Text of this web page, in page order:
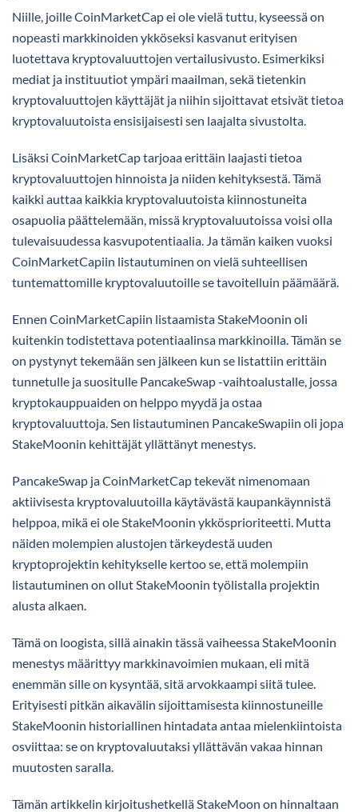
Niille, joille CoinMarketCap ei ole vielä tuttu, kyseessä on
nopeasti markkinoiden ykköseksi kasvanut erityisen
luotettava kryptovaluuttojen vertailusivusto. Esimerkiksi
mediat ja instituutiot ympäri maailman, sekä tietenkin
kryptovaluuttojen käyttäjät ja niihin sijoittavat etsivät tietoa
kryptovaluutoista ensisijaisesti sen laajalta sivustolta.
Lisäksi CoinMarketCap tarjoaa erittäin laajasti tietoa
kryptovaluuttojen hinnoista ja niiden kehityksestä. Tämä
kaikki auttaa kaikkia kryptovaluutoista kiinnostuneita
osapuolia päättelemään, missä kryptovaluutoissa voisi olla
tulevaisuudessa kasvupotentiaalia. Ja tämän kaiken vuoksi
CoinMarketCapiin listautuminen on vielä suhteellisen
tuntemattomille kryptovaluutoille se tavoitelluin päämäärä.
Ennen CoinMarketCapiin listaamista StakeMoonin oli
kuitenkin todistettava potentiaalinsa markkinoilla. Tämän se
on pystynyt tekemään sen jälkeen kun se listattiin erittäin
tunnetulle ja suositulle PancakeSwap -vaihtoalustalle, jossa
kryptokauppuaiden on helppo myydä ja ostaa
kryptovaluuttoja. Sen listautuminen PancakeSwapiin oli jopa
StakeMoonin kehittäjät yllättänyt menestys.
PancakeSwap ja CoinMarketCap tekevät nimenomaan
aktiivisesta kryptovaluutoilla käytävästä kaupankäynnistä
helppoa, mikä ei ole StakeMoonin ykkösprioriteetti. Mutta
näiden molempien alustojen tärkeydestä uuden
kryptoprojektin kehitykselle kertoo se, että molempiin
listautuminen on ollut StakeMoonin työlistalla projektin
alusta alkaen.
Tämä on loogista, sillä ainakin tässä vaiheessa StakeMoonin
menestys määrittyy markkinavoimien mukaan, eli mitä
enemmän sille on kysyntää, sitä arvokkaampi siitä tulee.
Erityisesti pitkän aikavälin sijoittamisesta kiinnostuneille
StakeMoonin historiallinen hintadata antaa mielenkiintoista
osviittaa: se on kryptovaluutaksi yllättävän vakaa hinnan
muutosten saralla.
Tämän artikkelin kirjoitushetkellä StakeMoon on hinnaltaan